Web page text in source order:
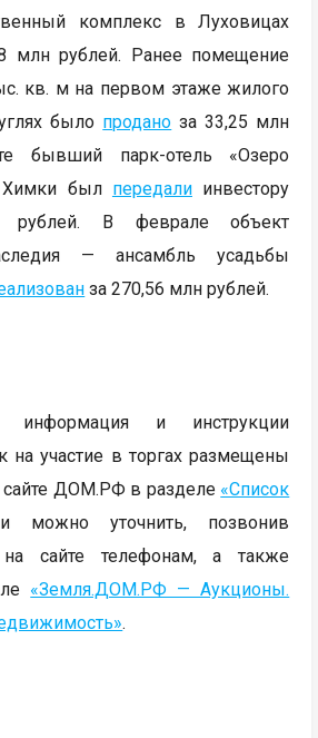
комплекс в Луховицах
млн рублей. Ранее помещение
кв. м на первом этаже жилого
было продано за 33,25 млн
бывший парк-отель «Озеро
Химки был передалиинвестору
В феврале объект
— ансамбль усадьбы
за 270,56 млн рублей.
информация и инструкции
на участие в торгах размещены
ДОМ.РФ в разделе «Список
можно уточнить, позвонив
сайте телефонам, а также
«Земля.ДОМ.РФ — Аукционы.
.